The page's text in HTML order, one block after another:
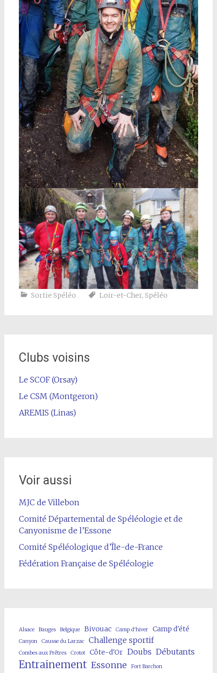
Sortie Spéléo Loir-et-Cher, Spéléo
Clubs voisins
Le SCOF (Orsay)
Le CSM (Montgeron)
AREMIS (Linas)
Voir aussi
MJC de Villebon
Comité Départemental de Spéléologie et de
Canyonisme de l’Essone
Comité Spéléologique d’Île-de-France
Fédération Française de Spéléologie
Alsace Bauges Belgique Bivouac Camp d'hiver Camp d'été
Canyon Causse du Larzac Challenge sportif
Combes aux Prêtres Crotot Côte-d'Or Doubs Débutants
Entrainement Essonne Fort Barchon